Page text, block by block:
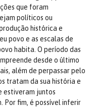
que foram
políticos ou
histórica e
povo e as escalas de
habita. O período das
desde o último
além de perpassar pelo
tratam da sua história e
estiveram juntos
Por fim, é possível inferir